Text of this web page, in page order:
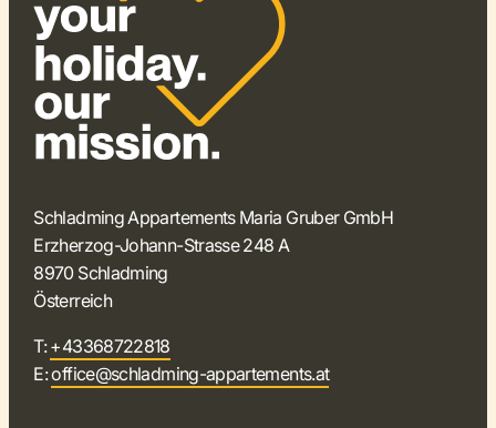
Schladming Appartements Maria Gruber GmbH
Erzherzog-Johann-Strasse 248 A
8970 Schladming
Österreich
T:+43368722818
E:office@schladming-appartements.at